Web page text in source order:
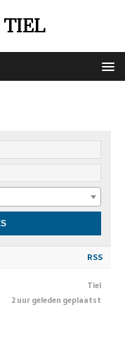
TIEL
RSS
Tiel
2 uur geleden geplaatst